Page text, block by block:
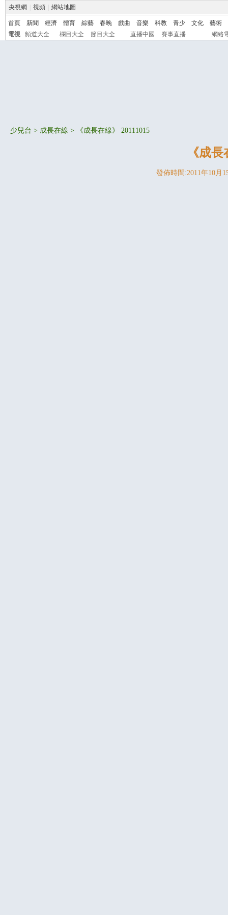
央視網 視頻 網站地圖
首頁 新聞 經濟 體育 綜藝 春晚 戲曲 音樂 科教 青少 文化
藝術
電視
頻道大全 欄目大全 節目大全 直播中國 賽事直播 網絡
少兒台 > 成長在線 > 《成長在線》 20111015
《成
發佈時間:2011年10月